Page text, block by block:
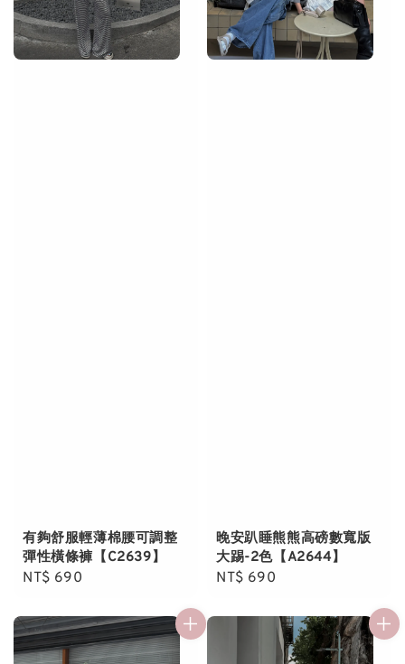
有夠舒服輕薄棉腰可調整
彈性橫條褲【C2639】
Regular
NT$ 690
晚安趴睡熊熊高磅數寬版
大踢-2色【A2644】
Regular
NT$ 690